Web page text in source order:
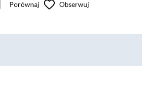
Porównaj Obserwuj